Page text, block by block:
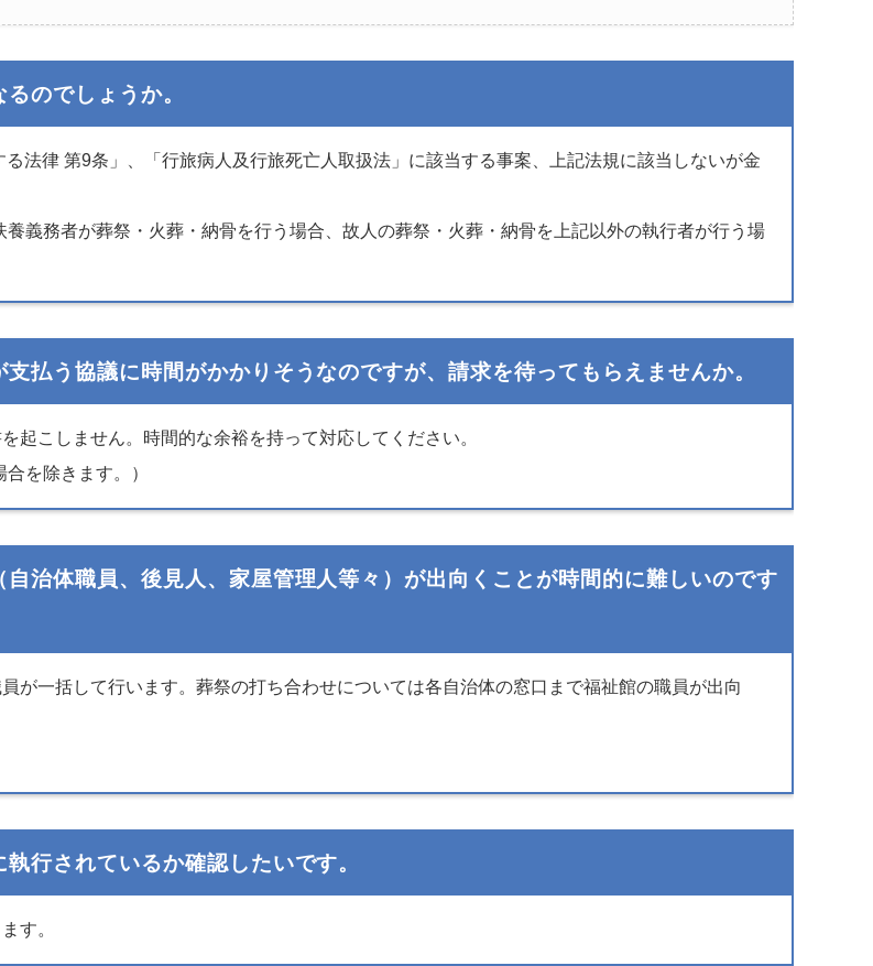
のでしょうか。
法律 第9条」、「行旅病人及行旅死亡人取扱法」に該当する事案、上記法規に該当しないが金
義務者が葬祭・火葬・納骨を行う場合、故人の葬祭・火葬・納骨を上記以外の執行者が行う場
払う協議に時間がかかりそうなのですが、請求を待ってもらえませんか。
起こしません。時間的な余裕を持って対応してください。
を除きます。）
治体職員、後見人、家屋管理人等々）が出向くことが時間的に難しいのです
が一括して行います。葬祭の打ち合わせについては各自治体の窓口まで福祉館の職員が出向
行されているか確認したいです。
す。